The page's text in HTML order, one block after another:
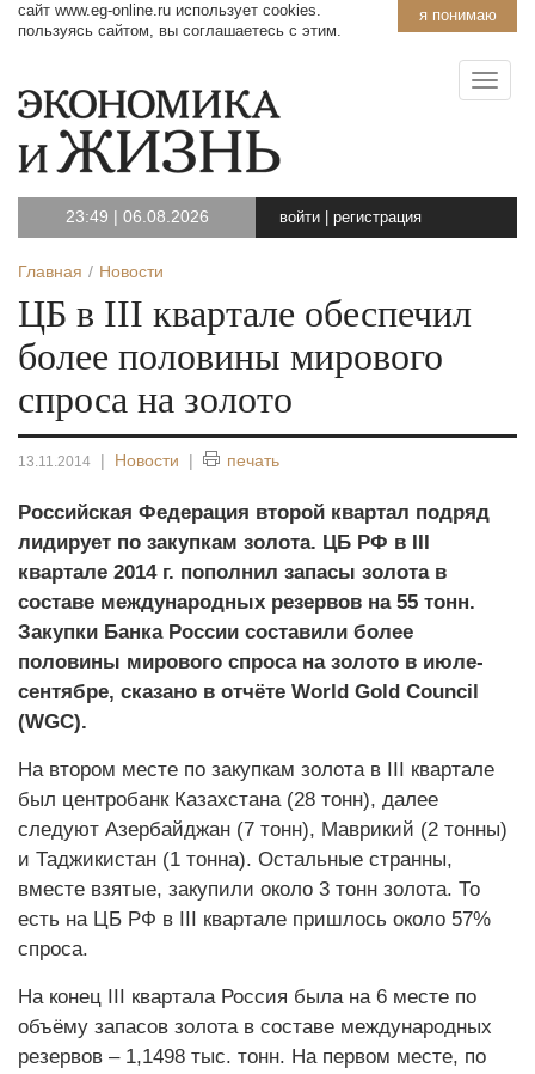
я понимаю
сайт www.eg-online.ru использует cookies.
пользуясь сайтом, вы соглашаетесь с этим.
23:49 | 06.08.2026 войти регистрация
Главная Новости
ЦБ в III квартале обеспечил
более половины мирового
спроса на золото
13.11.2014 | Новости | печать
Российская Федерация второй квартал подряд
лидирует по закупкам золота. ЦБ РФ в III
квартале 2014 г. пополнил запасы золота в
составе международных резервов на 55 тонн.
Закупки Банка России составили более
половины мирового спроса на золото в июле-
сентябре, сказано в отчёте World Gold Council
(WGC).
На втором месте по закупкам золота в III квартале
был центробанк Казахстана (28 тонн), далее
следуют Азербайджан (7 тонн), Маврикий (2 тонны)
и Таджикистан (1 тонна). Остальные странны,
вместе взятые, закупили около 3 тонн золота. То
есть на ЦБ РФ в III квартале пришлось около 57%
спроса.
На конец III квартала Россия была на 6 месте по
объёму запасов золота в составе международных
резервов – 1,1498 тыс. тонн. На первом месте, по